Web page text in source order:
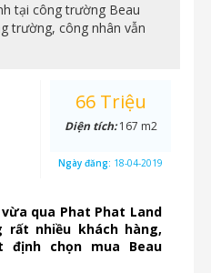
tại công trường Beau
trường, công nhân vẫn
qua Phat Phat Land
nhiều khách hàng,
chọn mua Beau
66 Triệu
Diện tích:167 m2
Ngày đăng: 18-04-2019